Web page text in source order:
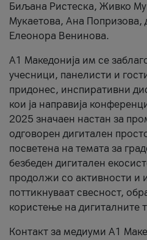
Биљана Ристеска, Живко
Мукаетова, Ана Попризова,
Елеонора Венинова.
А1 Македонија им се
учесници, панелисти и
придонес, инспиративни
кои ја направија
2025 значаен настан за
одговорен дигитален
посветена на темата за
безбеден дигитален
продолжи со активности и
поттикнуваат свесност,
користење на дигиталните
Контакт за медиуми А1